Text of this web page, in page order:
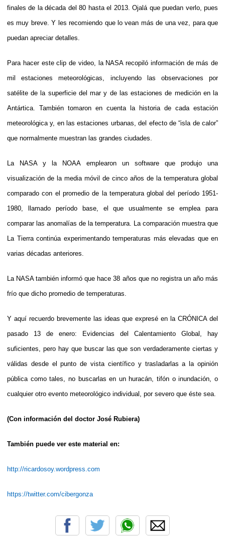
finales de la década del 80 hasta el 2013. Ojalá que puedan verlo, pues
es muy breve. Y les recomiendo que lo vean más de una vez, para que
puedan apreciar detalles.
Para hacer este clip de video, la NASA recopiló información de más de
mil estaciones meteorológicas, incluyendo las observaciones por
satélite de la superficie del mar y de las estaciones de medición en la
Antártica. También tomaron en cuenta la historia de cada estación
meteorológica y, en las estaciones urbanas, del efecto de “isla de calor”
que normalmente muestran las grandes ciudades.
La NASA y la NOAA emplearon un software que produjo una
visualización de la media móvil de cinco años de la temperatura global
comparado con el promedio de la temperatura global del período 1951-
1980, llamado período base, el que usualmente se emplea para
comparar las anomalías de la temperatura. La comparación muestra que
La Tierra continúa experimentando temperaturas más elevadas que en
varias décadas anteriores.
La NASA también informó que hace 38 años que no registra un año más
frío que dicho promedio de temperaturas.
Y aquí recuerdo brevemente las ideas que expresé en la CRÓNICA del
pasado 13 de enero: Evidencias del Calentamiento Global, hay
suficientes, pero hay que buscar las que son verdaderamente ciertas y
válidas desde el punto de vista científico y trasladarlas a la opinión
pública como tales, no buscarlas en un huracán, tifón o inundación, o
cualquier otro evento meteorológico individual, por severo que éste sea.
(Con información del doctor José Rubiera)
También puede ver este material en:
http://ricardosoy.wordpress.com
https://twitter.com/cibergonza